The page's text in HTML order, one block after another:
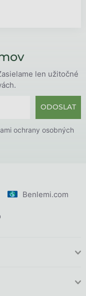
len užitočné
ODOSLAT
ochrany osobných
Benlemi.com